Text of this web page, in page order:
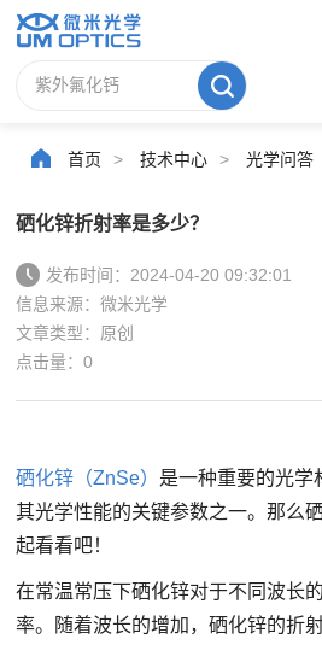
首页 > 技术中心 > 光学问答
硒化锌折射率是多少？
发布时间：2024-04-20 09:32:01
信息来源：微米光学
文章类型：原创
点击量：0
硒化锌（ZnSe） 是一种重要的光学
其光学性能的关键参数之一。那么
起看看吧！
在常温常压下硒化锌对于不同波长
率。随着波长的增加，硒化锌的折